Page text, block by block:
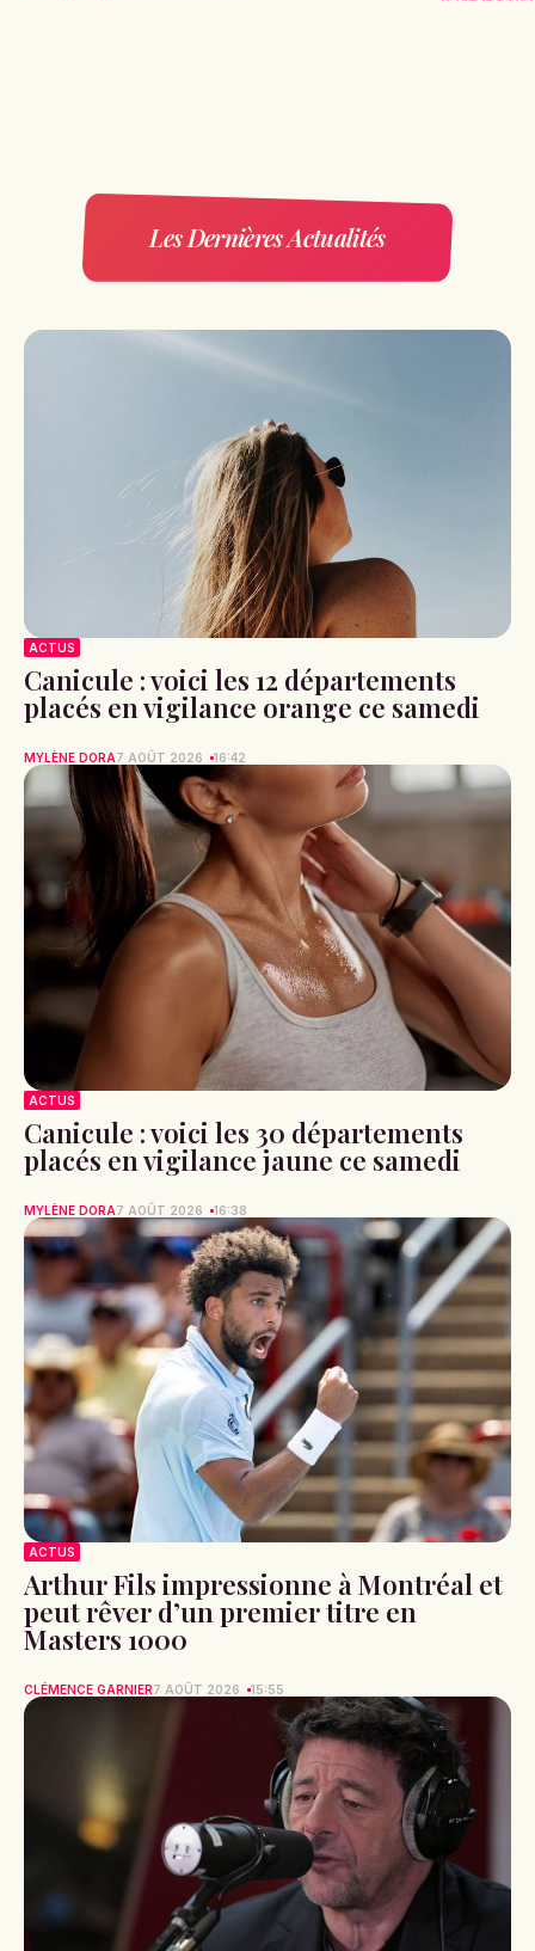
Les Dernières Actualités
ACTUS
Canicule : voici les 12 départements
placés en vigilance orange ce samedi
MYLÈNE DORA7 AOÛT 2026 16:42
ACTUS
Canicule : voici les 30 départements
placés en vigilance jaune ce samedi
MYLÈNE DORA7 AOÛT 2026 16:38
ACTUS
Arthur Fils impressionne à Montréal et
peut rêver d’un premier titre en
Masters 1000
CLÉMENCE GARNIER7 AOÛT 2026 15:55